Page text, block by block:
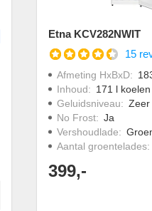
Etna KCV282NWIT
15
Afmeting HxBxD:
Inhoud: 171 l
Geluidsniveau: Zeer
No Frost: Ja
Vershoudlade:
Aantal groentelades:
399,-